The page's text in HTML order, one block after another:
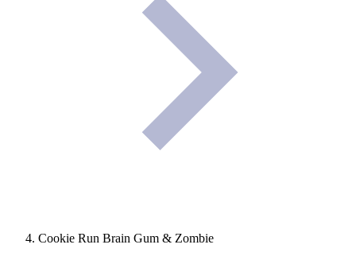
Cookie Run Brain Gum & Zombie